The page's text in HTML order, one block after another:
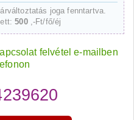
joga fenntartva.
500 ,-Ft/fő/éj
felvétel e-mailben